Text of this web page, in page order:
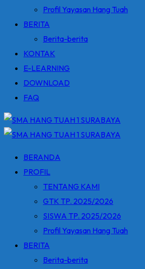
Profil Yayasan Hang Tuah
BERITA
Berita-berita
KONTAK
E-LEARNING
DOWNLOAD
FAQ
BERANDA
PROFIL
TENTANG KAMI
GTK TP. 2025/2026
SISWA TP. 2025/2026
Profil Yayasan Hang Tuah
BERITA
Berita-berita